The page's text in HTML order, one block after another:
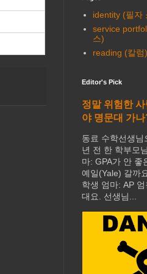
identity (필자
service
스)
reading (칼럼)
Editor's Pick
정말 위험한
야 명문대 가
동료 수학선생
년 전 한 학부모
마: GPA가 안 좋
예일(Yale) 갈까
학생 엄마: AP
대요. 선생님...